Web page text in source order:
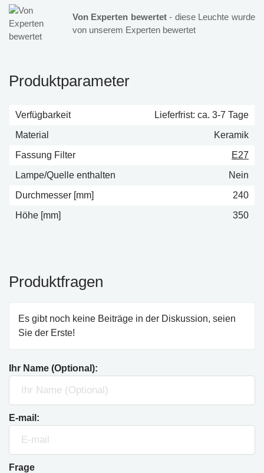
Von Experten bewertet- diese Leuchte wurde
von unserem Experten bewertet
Produktparameter
Verfügbarkeit
Lieferfrist: ca. 3-7 Tage
Material
Keramik
Fassung Filter
E27
Lampe/Quelle enthalten
Nein
Durchmesser [mm]
240
Höhe [mm]
350
Produktfragen
Es gibt noch keine Beiträge in der Diskussion, seien
Sie der Erste!
Ihr Name (Optional):
E-mail:
Frage